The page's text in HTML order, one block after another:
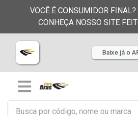
VOCÊ É CONSUMIDOR
CONHEÇA NOSSO SITE
Baixe já o